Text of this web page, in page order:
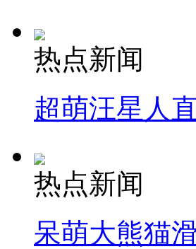
热点新闻
超萌汪星人
热点新闻
呆萌大熊猫